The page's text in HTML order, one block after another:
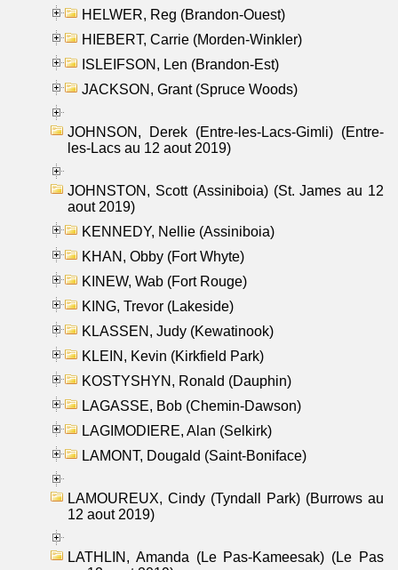
HELWER, Reg (Brandon-Ouest)
HIEBERT, Carrie (Morden-Winkler)
ISLEIFSON, Len (Brandon-Est)
JACKSON, Grant (Spruce Woods)
JOHNSON, Derek (Entre-les-Lacs-Gimli) (Entre-
les-Lacs au 12 aout 2019)
JOHNSTON, Scott (Assiniboia) (St. James au 12
aout 2019)
KENNEDY, Nellie (Assiniboia)
KHAN, Obby (Fort Whyte)
KINEW, Wab (Fort Rouge)
KING, Trevor (Lakeside)
KLASSEN, Judy (Kewatinook)
KLEIN, Kevin (Kirkfield Park)
KOSTYSHYN, Ronald (Dauphin)
LAGASSE, Bob (Chemin-Dawson)
LAGIMODIERE, Alan (Selkirk)
LAMONT, Dougald (Saint-Boniface)
LAMOUREUX, Cindy (Tyndall Park) (Burrows au
12 aout 2019)
LATHLIN, Amanda (Le Pas-Kameesak) (Le Pas